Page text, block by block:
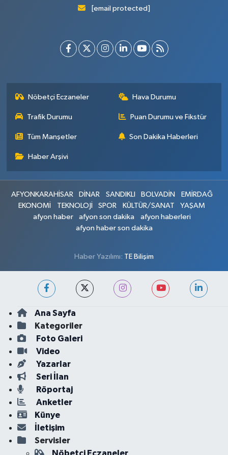
[email protected]
Nöbetçi Eczaneler Hava Durumu
Trafik Durumu Puan Durumu ve Fikstür
Tüm Manşetler Son Dakika Haberleri
Haber Arşivi
AFYONKARAHİSAR DİNAR SANDIKLI BOLVADİN
EMİRDAĞ
EKONOMİ
TEKNOLOJİ SPOR KÜLTÜR/SANAT
YAŞAM
afyon haber
afyon son dakika
afyon haberleri
afyon haber son dakika
Haber Yazılımı: TE Bilişim
Ana Sayfa
Kategoriler
Foto Galeri
Video
Yazarlar
Seri İlan
Röportaj
Anketler
Künye
İletişim
Servisler
Nöbetçi Eczaneler